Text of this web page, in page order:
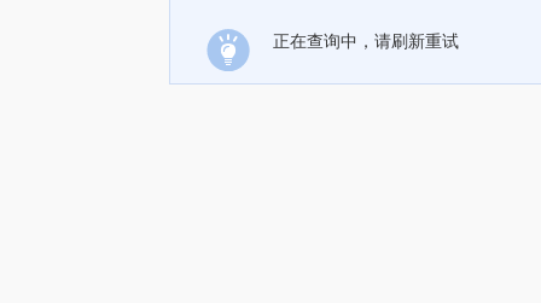
正在查询中，请刷新重试